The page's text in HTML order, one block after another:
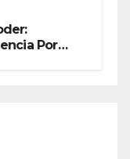
Por